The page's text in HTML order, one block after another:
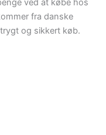
fra danske
og sikkert køb.